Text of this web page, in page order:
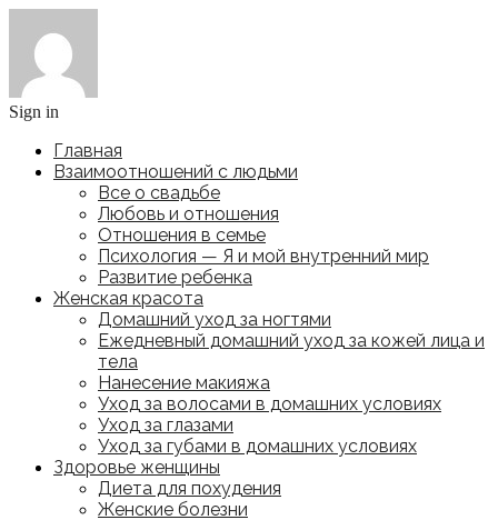
Sign in
Главная
Взаимоотношений с людьми
Все о свадьбе
Любовь и отношения
Отношения в семье
Психология — Я и мой внутренний мир
Развитие ребенка
Женская красота
Домашний уход за ногтями
Ежедневный домашний уход за кожей лица и
тела
Нанесение макияжа
Уход за волосами в домашних условиях
Уход за глазами
Уход за губами в домашних условиях
Здоровье женщины
Диета для похудения
Женские болезни